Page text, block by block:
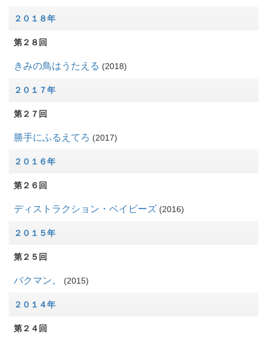
２０１８年
第２８回
きみの鳥はうたえる 2018
２０１７年
第２７回
勝手にふるえてろ 2017
２０１６年
第２６回
ディストラクション・ベイビーズ 2016
２０１５年
第２５回
バクマン。 2015
２０１４年
第２４回